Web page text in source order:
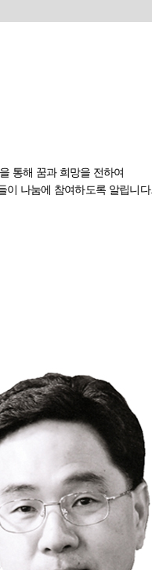
통해 꿈과 희망을 전하여
이 나눔에 참여하도록 알립니다.